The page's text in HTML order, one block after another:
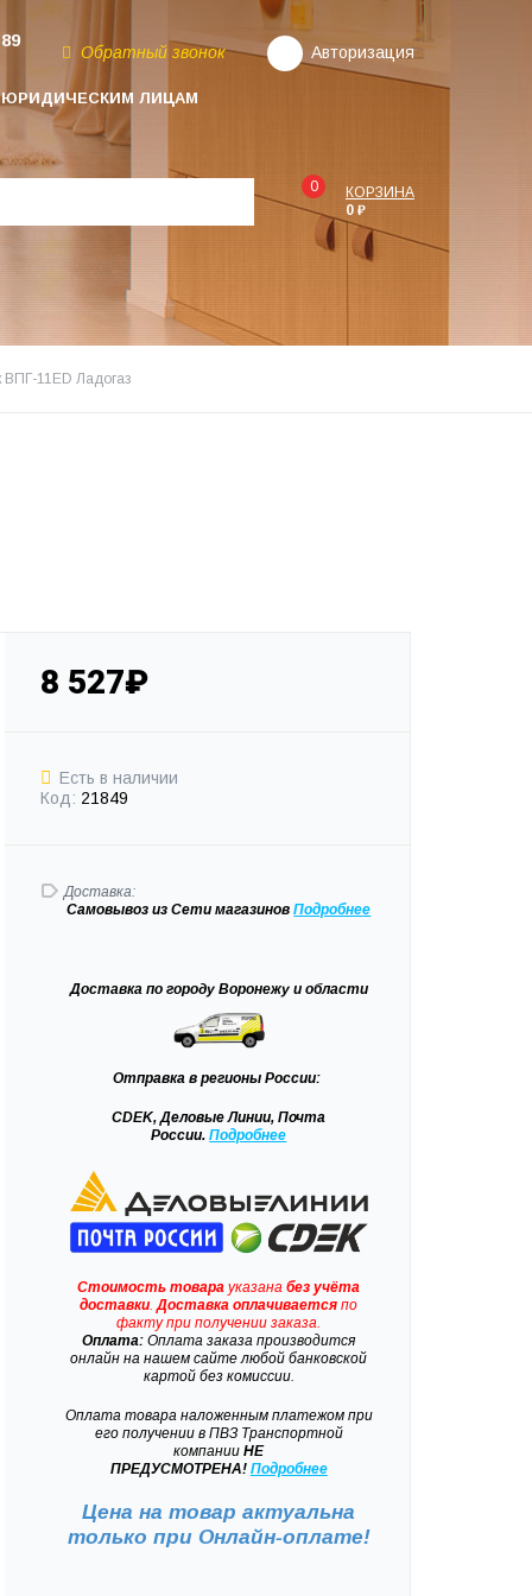
ЮРИДИЧЕСКИМ ЛИЦАМ
Обратный звонок Авторизация
0
КОРЗИНА
0 ₽
11ЕD Ладогаз
8 527₽
Есть в наличии
Код: 21849
Доставка:
Самовывозиз Сети магазиновПодробнее
Доставкапо городу Воронежу и области
Отправка в регионы России:
CDEK, Деловые Линии, Почта
России.Подробнее
Стоимость товара указанабез учёта
доставки .Доставка оплачивается по
факту при получении заказа.
Оплата: Оплата заказа производится
онлайн на нашем сайте любой банковской
картой без комиссии.
Оплата товара наложенным платежом при
его получении в ПВЗ Транспортной
компании НЕ
ПРЕДУСМОТРЕНА! Подробнее
Цена на товар актуальна
только при Онлайн-оплате!